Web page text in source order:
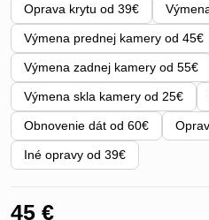
Oprava krytu od 39€
Výmena prednej kamery od 45€
Výmena zadnej kamery od 55€
Výmena skla kamery od 25€
Obnovenie dát od 60€
Iné opravy od 39€
45 €